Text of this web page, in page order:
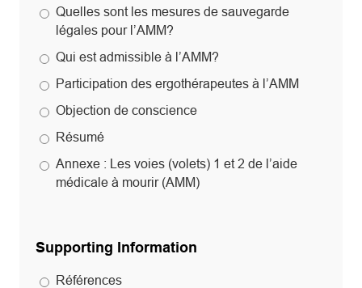
Quelles sont les mesures de sauvegarde
légales pour l’AMM?
Qui est admissible à l’AMM?
Participation des ergothérapeutes à l’AMM
Objection de conscience
Résumé
Annexe : Les voies (volets) 1 et 2 de l’aide
médicale à mourir (AMM)
Supporting Information
Références